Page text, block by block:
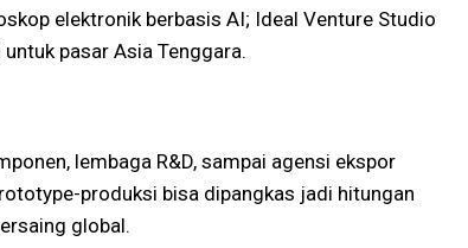
elektronik berbasis AI; Ideal Venture Studio
pasar Asia Tenggara.
lembaga R&D, sampai agensi ekspor
produksi bisa dipangkas jadi hitungan
global.